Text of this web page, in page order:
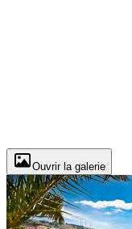
Ouvrir la galerie